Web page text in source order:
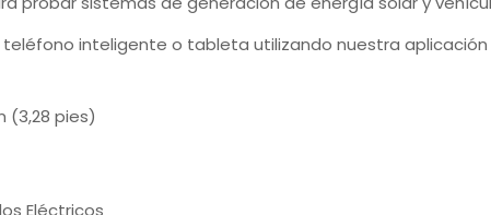
inteligente o tableta utilizando nuestra aplicación
(3,28 pies)
Eléctricos